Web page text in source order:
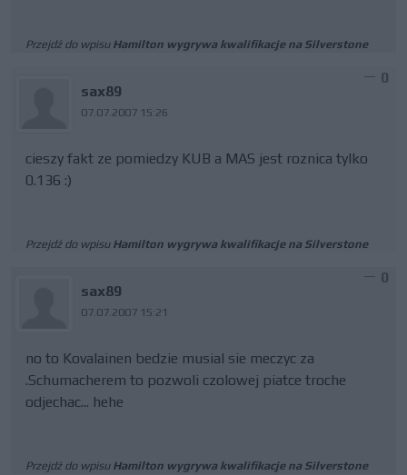
Przejdź do wpisu Hamilton wygrywa kwalifikacje na Silverstone
sax89
07.07.2007 15:26
0
cieszy fakt ze pomiedzy KUB a MAS jest roznica tylko
0.136 :)
Przejdź do wpisu Hamilton wygrywa kwalifikacje na Silverstone
sax89
07.07.2007 15:21
0
no to Kovalainen bedzie musial sie meczyc za
.Schumacherem to pozwoli czolowej piatce troche
odjechac... hehe
Przejdź do wpisu Hamilton wygrywa kwalifikacje na Silverstone